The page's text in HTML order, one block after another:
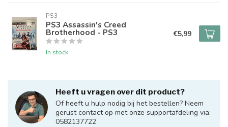
PS3
PS3 Assassin's Creed
Brotherhood - PS3
In stock
€5,99
Heeft u vragen over dit product?
Of heeft u hulp nodig bij het bestellen? Neem
gerust contact op met onze supportafdeling via:
0582137722